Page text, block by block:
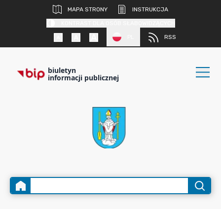
MAPA STRONY
INSTRUKCJA
RSS
biuletyn
informacji publicznej